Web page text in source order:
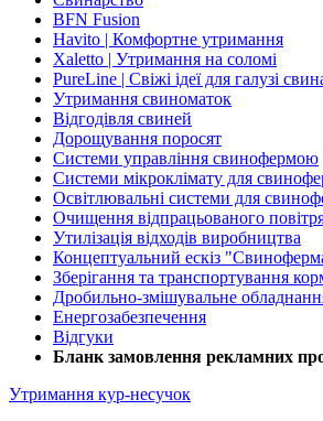
BFN Fusion
Havito | Комфортне утримання
Xaletto | Утримання на соломі
PureLine | Свіжі ідеї для галузі
Утримання свиноматок
Відгодівля свиней
Дорощування поросят
Системи управління свинофермою
Системи мікроклімату для
Освітлювальні системи для
Очищення відпрацьованого
Утилізація відходів виробництва
Концептуальний ескіз
Зберігання та транспортування
Дробильно-змішувальне
Енергозабезпечення
Відгуки
Бланк замовлення рекламних
Утримання кур-несучок